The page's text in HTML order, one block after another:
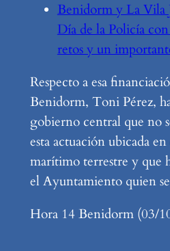
Benidorm y La Vila
Día de la Policía
retos y un
Respecto a esa
Benidorm, Toni Pérez,
gobierno central que no
esta actuación ubicada
marítimo terrestre y que
el Ayuntamiento quien
Hora 14 Benidorm (03/